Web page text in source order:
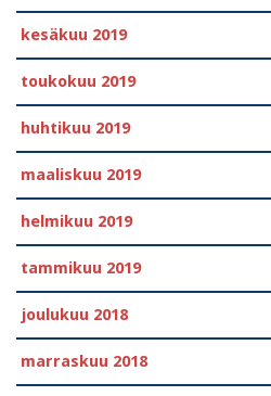
kesäkuu 2019
toukokuu 2019
huhtikuu 2019
maaliskuu 2019
helmikuu 2019
tammikuu 2019
joulukuu 2018
marraskuu 2018